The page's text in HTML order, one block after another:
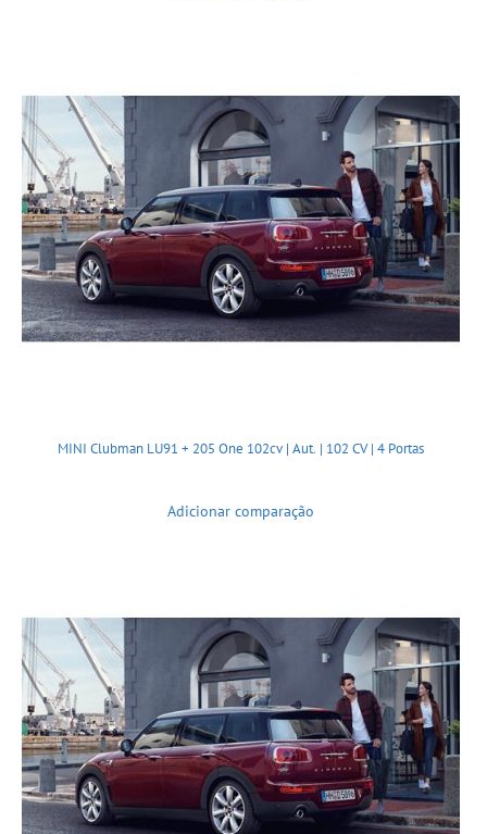
MINI Clubman LU91 + 205 One 102cv | Aut. | 102 CV | 4 Portas
Adicionar comparação